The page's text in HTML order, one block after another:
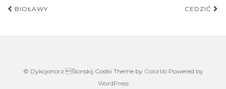
b r
Post
BIOŁAWY CEDZIĆ
© Dykcjonorz Ślonskij Godki Theme by ColorlibPowered by
WordPress